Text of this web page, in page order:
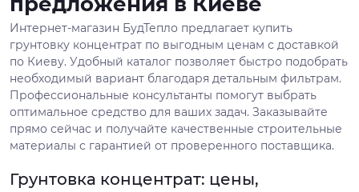
Интернет-магазин БудТепло предлагает купить
грунтовку концентрат по выгодным ценам с доставкой
по Киеву. Удобный каталог позволяет быстро подобрать
необходимый вариант благодаря детальным фильтрам.
Профессиональные консультанты помогут выбрать
оптимальное средство для ваших задач. Заказывайте
прямо сейчас и получайте качественные строительные
материалы с гарантией от проверенного поставщика.
Грунтовка концентрат: цены,